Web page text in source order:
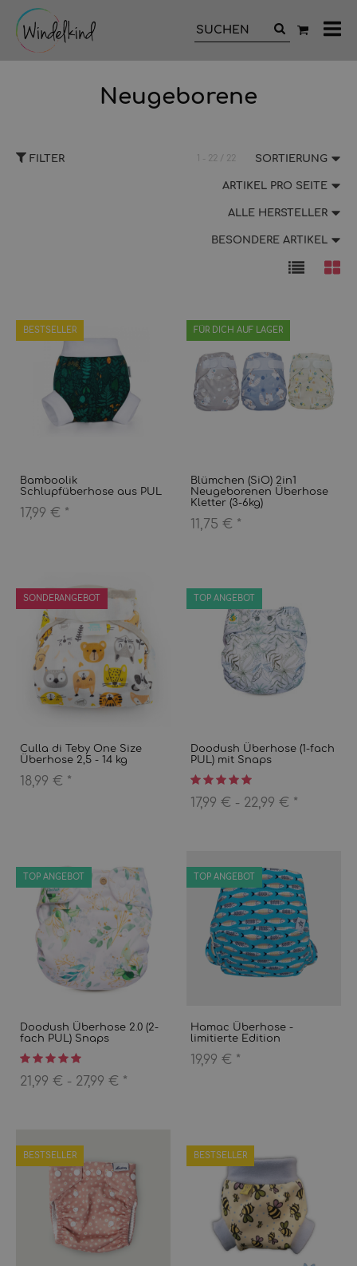
Neugeborene
FILTER 1 - 22 / 22 SORTIERUNG
ARTIKEL PRO SEITE
ALLE HERSTELLER
BESONDERE ARTIKEL
BESTSELLER
Bamboolik
Schlupfüberhose aus PUL
17,99 € *
FÜR DICH AUF LAGER
Blümchen (SiO) 2in1
Neugeborenen Überhose
Kletter (3-6kg)
11,75 € *
SONDERANGEBOT
Culla di Teby One Size
Überhose 2,5 - 14 kg
18,99 € *
TOP ANGEBOT
Doodush Überhose (1-fach
PUL) mit Snaps
17,99 € - 22,99 € *
TOP ANGEBOT
Doodush Überhose 2.0 (2-
fach PUL) Snaps
21,99 € - 27,99 € *
TOP ANGEBOT
Hamac Überhose -
limitierte Edition
19,99 € *
BESTSELLER BESTSELLER